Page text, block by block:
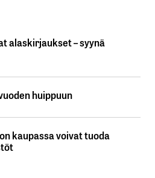
alaskirjaukset – syynä
huippuun
kaupassa voivat tuoda